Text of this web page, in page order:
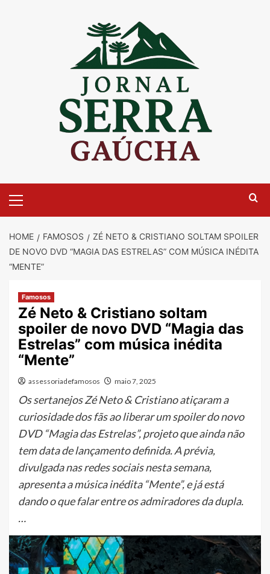
Menu
HOME FAMOSOS
ZÉ NETO & CRISTIANO SOLTAM SPOILER
DE NOVO DVD “MAGIA DAS ESTRELAS” COM MÚSICA INÉDITA
“MENTE”
Famosos
Zé Neto & Cristiano soltam
spoiler de novo DVD “Magia das
Estrelas” com música inédita
“Mente”
assessoriadefamosos maio 7, 2025
Os sertanejos Zé Neto & Cristiano atiçaram a
curiosidade dos fãs ao liberar um spoiler do novo
DVD “Magia das Estrelas”, projeto que ainda não
tem data de lançamento definida. A prévia,
divulgada nas redes sociais nesta semana,
apresenta a música inédita “Mente”, e já está
dando o que falar entre os admiradores da dupla.
…